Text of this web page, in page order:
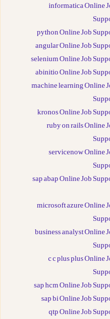
informatica Online
python Online Job
angular Online Job
selenium Online Job
abinitio Online Job
machine learning Online
kronos Online Job
ruby on rails Online
servicenow Online
sap abap Online Job
microsoft azure Online
business analyst Online
c c plus plus Online
sap hcm Online Job
sap bi Online Job
qtp Online Job